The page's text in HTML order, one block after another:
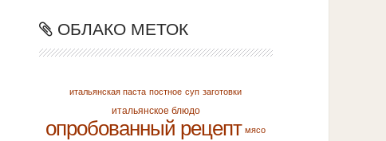
ОБЛАКО МЕТОК
итальянская паста постное суп заготовки
итальянское блюдо
опробованный рецепт мясо